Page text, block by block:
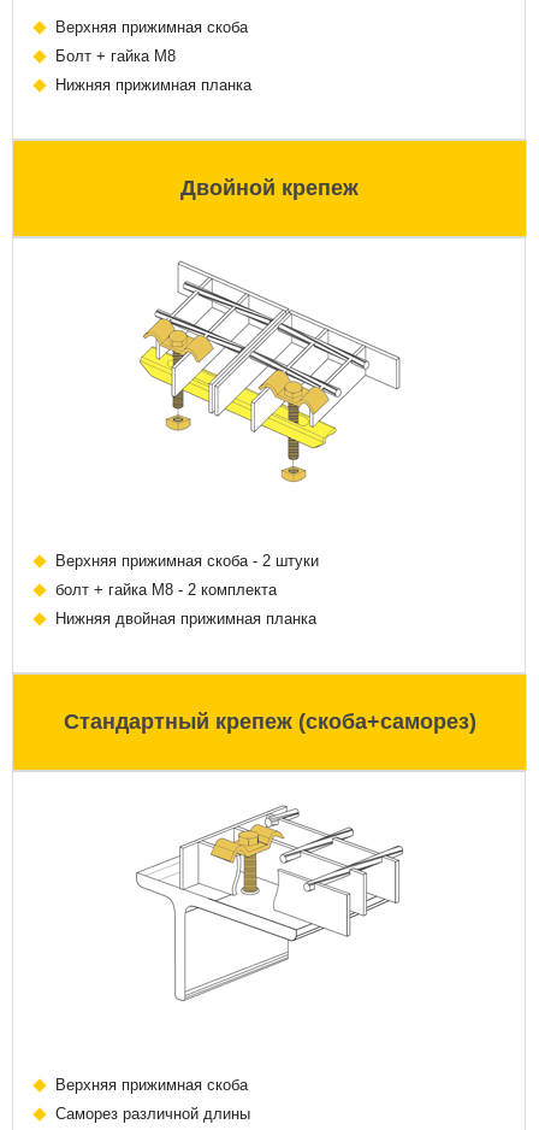
Верхняя прижимная скоба
Болт + гайка М8
Нижняя прижимная планка
Двойной крепеж
Верхняя прижимная скоба - 2 штуки
болт + гайка М8 - 2 комплекта
Нижняя двойная прижимная планка
Стандартный крепеж (скоба+саморез)
Верхняя прижимная скоба
Саморез различной длины